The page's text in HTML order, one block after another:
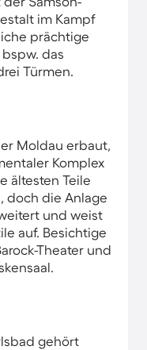
im Kampf
prächtige
das
Türmen.
Moldau erbaut,
Komplex
ältesten Teile
doch die Anlage
und weist
auf. Besichtige
Theater und
gehört